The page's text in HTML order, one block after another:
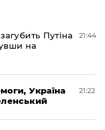
Путіна
на
21:44
Україна
21:22